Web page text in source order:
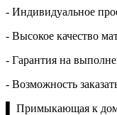
- Индивидуальное
- Высокое качество
- Гарантия на
- Возможность
▌ Примыкающая к